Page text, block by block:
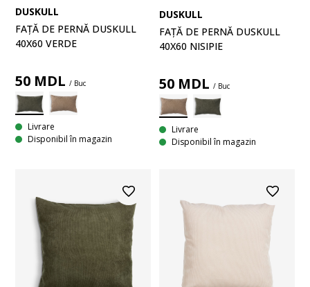
DUSKULL
FAȚĂ DE PERNĂ DUSKULL
40X60 VERDE
50 MDL / Buc
Livrare
Disponibil în magazin
DUSKULL
FAȚĂ DE PERNĂ DUSKULL
40X60 NISIPIE
50 MDL / Buc
Livrare
Disponibil în magazin